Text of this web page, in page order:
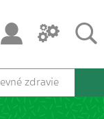
zdravie